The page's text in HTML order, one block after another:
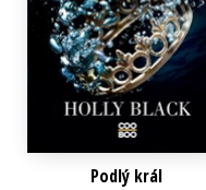
Podlý král